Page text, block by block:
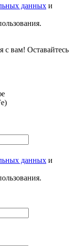
данных и
с вам! Оставайтесь
данных и